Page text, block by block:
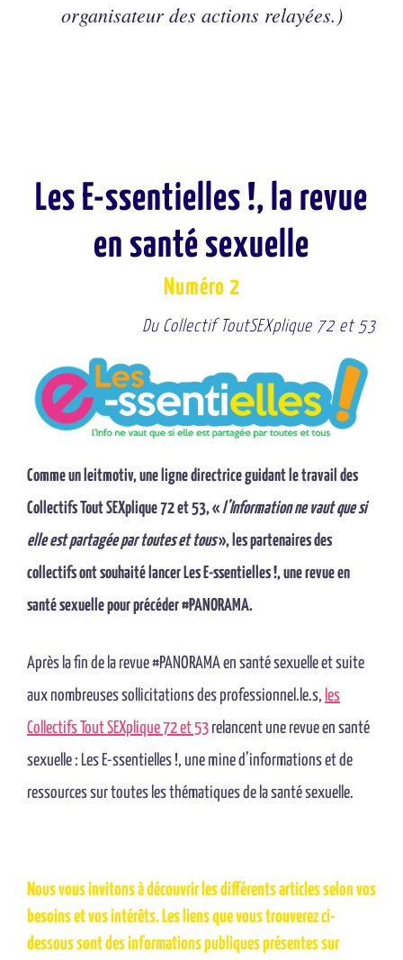
organisateur des actions relayées.)
Les E-ssentielles !, la revue
en santé sexuelle
Numéro 2
Du Collectif ToutSEXplique 72 et 53
Comme un leitmotiv, une ligne directrice guidant le travail des
Collectifs Tout SEXplique 72 et 53, «l’Information ne vaut que si
elle est partagée par toutes et tous», les partenaires des
collectifs ont souhaité lancer Les E-ssentielles !, une revue en
santé sexuelle pour précéder #PANORAMA.
Après la fin de la revue #PANORAMA en santé sexuelle et suite
aux nombreuses sollicitations des professionnel.le.s, les
Collectifs Tout SEXplique 72 et 53 relancent une revue en santé
sexuelle : Les E-ssentielles !, une mine d’informations et de
ressources sur toutes les thématiques de la santé sexuelle.
Nous vous invitons à découvrir les différents articles selon vos
besoins et vos intérêts. Les liens que vous trouverez ci-
dessous sont des informations publiques présentes sur